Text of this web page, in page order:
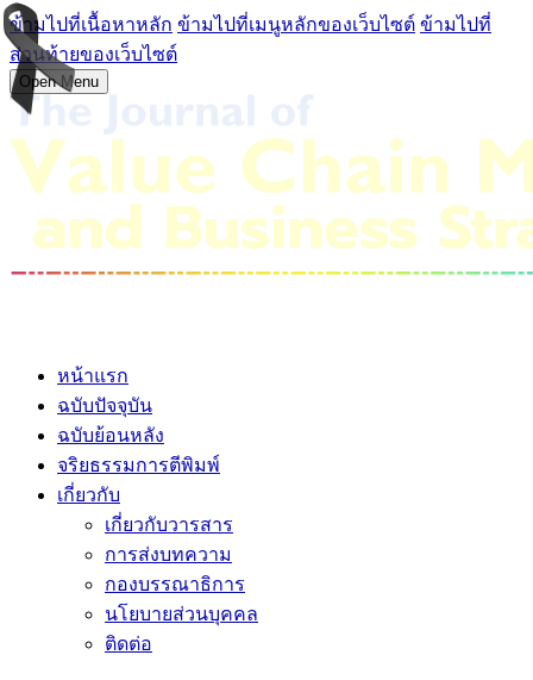
ข้ามไปที่เนื้อหาหลัก ข้ามไปที่เมนูหลักของเว็บไซต์ ข้ามไปที่
ส่วนท้ายของเว็บไซต์
Open Menu
หน้าแรก
ฉบับปัจจุบัน
ฉบับย้อนหลัง
จริยธรรมการตีพิมพ์
เกี่ยวกับ
เกี่ยวกับวารสาร
การส่งบทความ
กองบรรณาธิการ
นโยบายส่วนบุคคล
ติดต่อ